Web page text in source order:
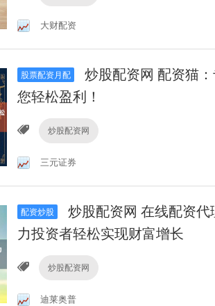
大财配资
股票配资月配
炒股配资网 配资猫
您轻松盈利！
炒股配资网
三元证券
配资炒股
炒股配资网 在线配资
力投资者轻松实现财富增长
炒股配资网
迪莱奥普